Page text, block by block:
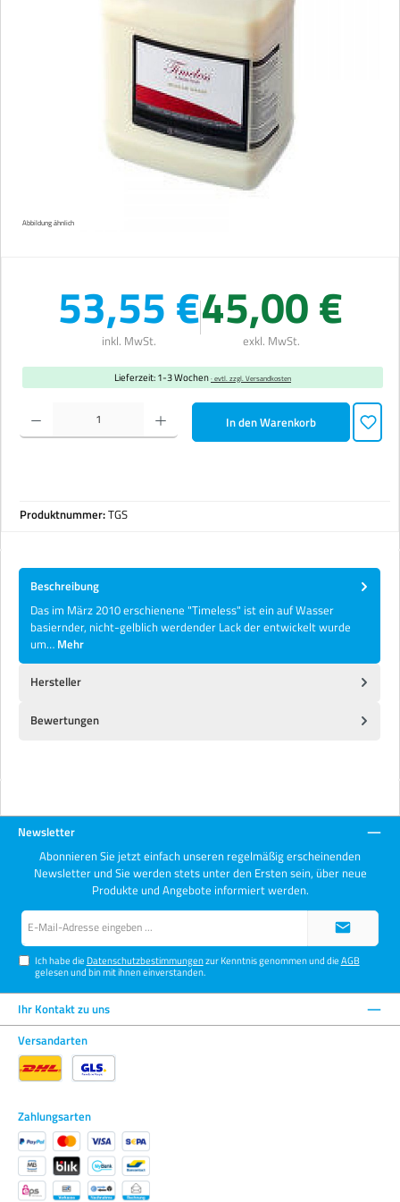
Abbildung ähnlich
53,55 €
inkl. MwSt.
45,00 €
exkl. MwSt.
Lieferzeit: 1-3 Wochen· evtl. zzgl. Versandkosten
Produkt Anzahl: Gib den gewünschten Wert ein oder benutze die Schaltflächen um die Anzahl zu
In den Warenkorb
Produktnummer:TGS
Beschreibung
Das im März 2010 erschienene "Timeless" ist ein auf Wasser
basiernder, nicht-gelblich werdender Lack der entwickelt wurde
um… Mehr
Hersteller
Bewertungen
Newsletter
Abonnieren Sie jetzt einfach unseren regelmäßig erscheinenden
Newsletter und Sie werden stets unter den Ersten sein, über neue
Produkte und Angebote informiert werden.
Ich habe die Datenschutzbestimmungenzur Kenntnis genommen und dieAGB
gelesen und bin mit ihnen einverstanden.
Ihr Kontakt zu uns
Versandarten
Zahlungsarten